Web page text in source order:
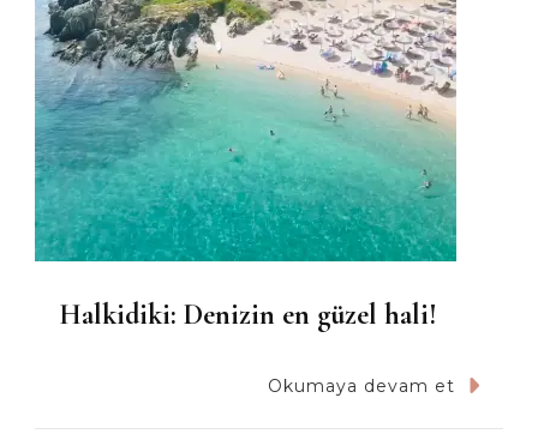
Halkidiki: Denizin en güzel hali!
Okumaya devam et